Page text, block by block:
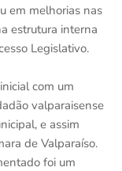
em melhorias nas
estrutura interna
Legislativo.
com um
valparaisense
e assim
de Valparaíso.
foi um